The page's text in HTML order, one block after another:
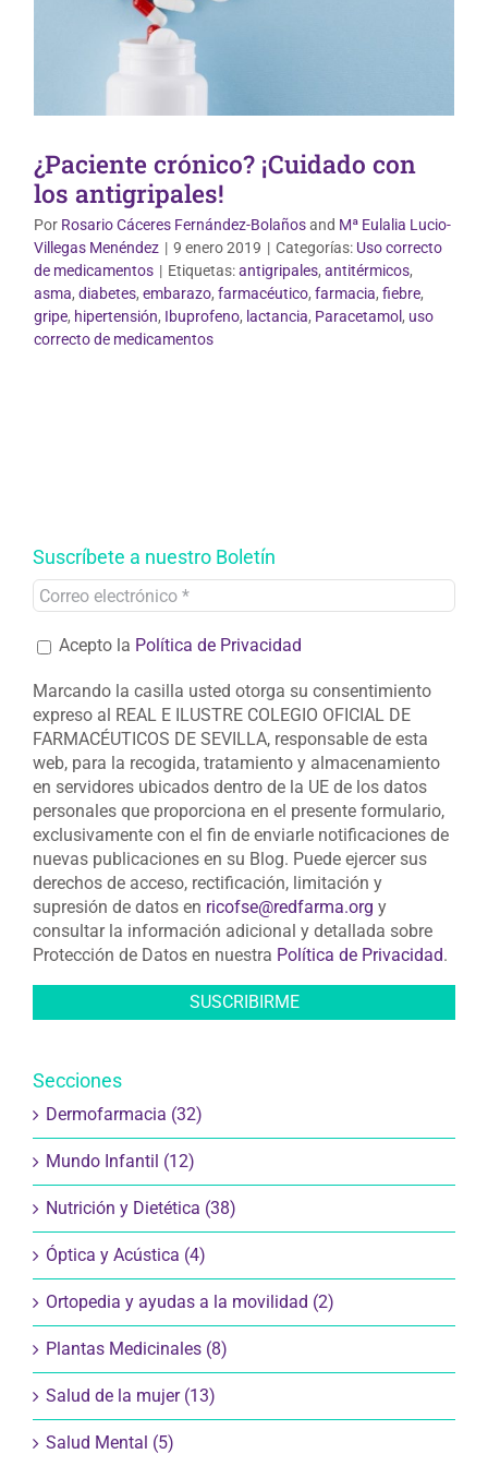
¿Paciente crónico? ¡Cuidado con
los antigripales!
Por Rosario Cáceres Fernández-Bolañosand Mª Eulalia Lucio-
Villegas Menéndez | 9 enero 2019 | Categorías: Uso correcto
de medicamentos | Etiquetas:antigripales, antitérmicos,
asma, diabetes, embarazo, farmacéutico, farmacia, fiebre,
gripe, hipertensión, Ibuprofeno, lactancia, Paracetamol, uso
correcto de medicamentos
Suscríbete a nuestro Boletín
Acepto la Política de Privacidad
Marcando la casilla usted otorga su consentimiento
expreso al REAL E ILUSTRE COLEGIO OFICIAL DE
FARMACÉUTICOS DE SEVILLA, responsable de esta
web, para la recogida, tratamiento y almacenamiento
en servidores ubicados dentro de la UE de los datos
personales que proporciona en el presente formulario,
exclusivamente con el fin de enviarle notificaciones de
nuevas publicaciones en su Blog. Puede ejercer sus
derechos de acceso, rectificación, limitación y
supresión de datos en ricofse@redfarma.org y
consultar la información adicional y detallada sobre
Protección de Datos en nuestra Política de Privacidad.
Secciones
Dermofarmacia (32)
Mundo Infantil (12)
Nutrición y Dietética (38)
Óptica y Acústica (4)
Ortopedia y ayudas a la movilidad (2)
Plantas Medicinales (8)
Salud de la mujer (13)
Salud Mental (5)